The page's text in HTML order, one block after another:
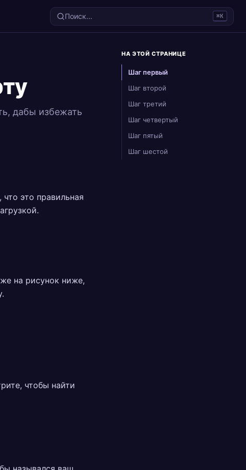
Поиск... ⌘K
дабы избежать
это правильная
на рисунок ниже,
чтобы найти
НА ЭТОЙ СТРАНИЦЕ
Шаг первый
Шаг второй
Шаг третий
Шаг четвертый
Шаг пятый
Шаг шестой